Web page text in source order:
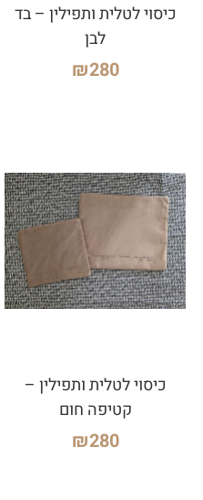
כיסוי לטלית ותפילין – בד
לבן
₪280
כיסוי לטלית ותפילין –
קטיפה חום
₪280